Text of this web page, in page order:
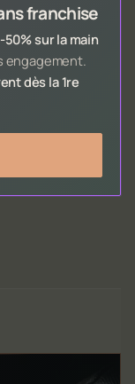
franchise
-50% sur la main
engagement.
dès la 1re